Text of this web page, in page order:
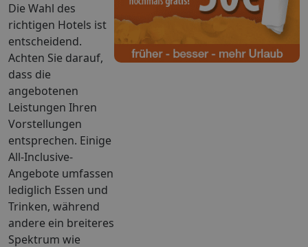
Die Wahl des
richtigen Hotels ist
entscheidend.
Achten Sie darauf,
dass die
angebotenen
Leistungen Ihren
Vorstellungen
entsprechen. Einige
All-Inclusive-
Angebote umfassen
lediglich Essen und
Trinken, während
andere ein breiteres
Spektrum wie